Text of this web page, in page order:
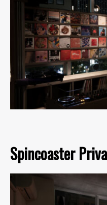
Spincoaster